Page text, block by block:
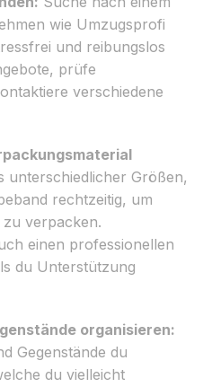
wie Umzugsprofi
und reibungslos
prüfe
verschiedene
unterschiedlicher Größen,
rechtzeitig, um
zu verpacken.
einen professionellen
du Unterstützung
organisieren:
Gegenstände du
du vielleicht